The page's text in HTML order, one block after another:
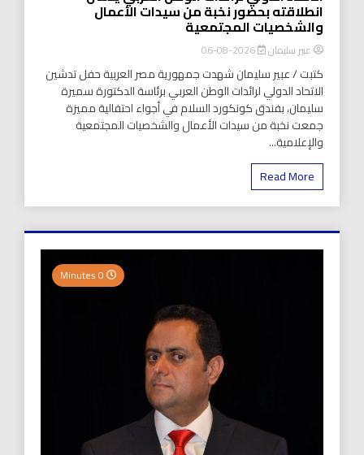
انطلاقته بحضور نخبة من سيدات الأعمال
والشخصيات المجتمعية
عبير سليمان 2026-08-06
كتبت / عبير سليمان شهدت جمهورية مصر العربية حفل تدشين
الاتحاد الدولي لرائدات الوطن العربي برئاسة الدكتورة سميرة
سليمان، بفندق كونكورد السلام في أجواء احتفالية مميزة
جمعت نخبة من سيدات الأعمال والشخصيات المجتمعية
والإعلامية...
Read More